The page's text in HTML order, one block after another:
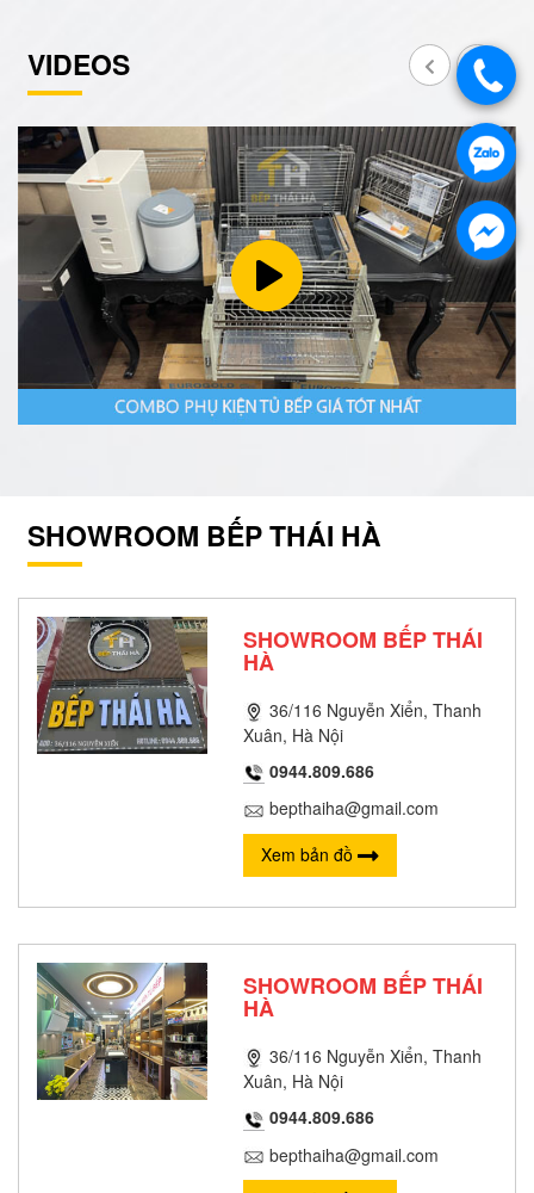
VIDEOS
SHOWROOM BẾP THÁI HÀ
SHOWROOM BẾP THÁI
HÀ
36/116 Nguyễn Xiển, Thanh
Xuân, Hà Nội
0944.809.686
bepthaiha@gmail.com
Xem bản đồ
SHOWROOM BẾP THÁI
HÀ
36/116 Nguyễn Xiển, Thanh
Xuân, Hà Nội
0944.809.686
bepthaiha@gmail.com